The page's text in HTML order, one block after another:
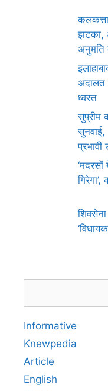
झटका,
अनुमति
अदालत
ध्वस्त
सुप्रीम
प्रभावी
शिवसेना
Informative
Knewpedia
Article
English